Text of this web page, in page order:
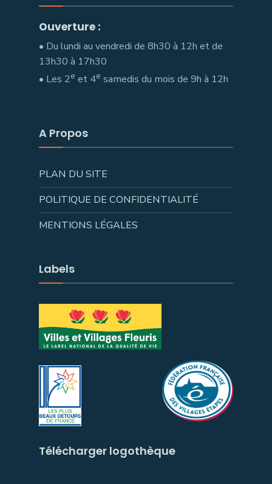
Ouverture :
• Du lundi au vendredi de 8h30 à 12h et de
13h30 à 17h30
• Les 2e et 4e samedis du mois de 9h à 12h
A Propos
PLAN DU SITE
POLITIQUE DE CONFIDENTIALITÉ
MENTIONS LÉGALES
Labels
Télécharger logothèque